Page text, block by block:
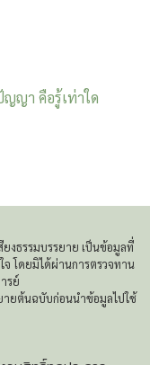
ญา คือรู้เท่าใด
ยงธรรมบรรยาย เป็นข้อมูลที่
โดยมิได้ผ่านการตรวจทาน
รย์
ายต้นฉบับก่อนนำข้อมูลไปใช้